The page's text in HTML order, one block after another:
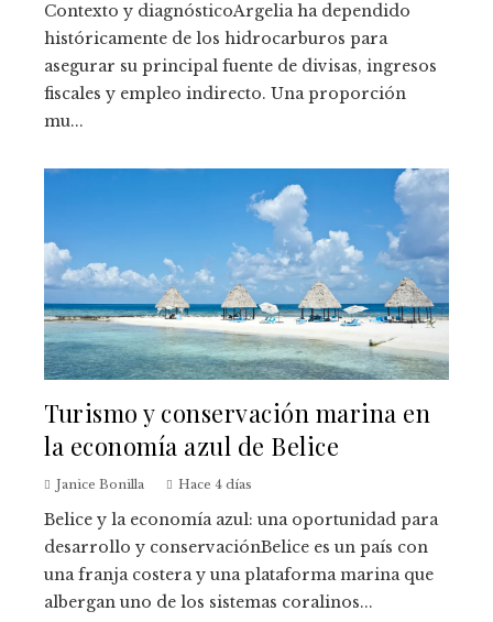
Contexto y diagnósticoArgelia ha dependido
históricamente de los hidrocarburos para
asegurar su principal fuente de divisas, ingresos
fiscales y empleo indirecto. Una proporción
mu...
Turismo y conservación marina en
la economía azul de Belice
Janice Bonilla Hace 4 días
Belice y la economía azul: una oportunidad para
desarrollo y conservaciónBelice es un país con
una franja costera y una plataforma marina que
albergan uno de los sistemas coralinos...